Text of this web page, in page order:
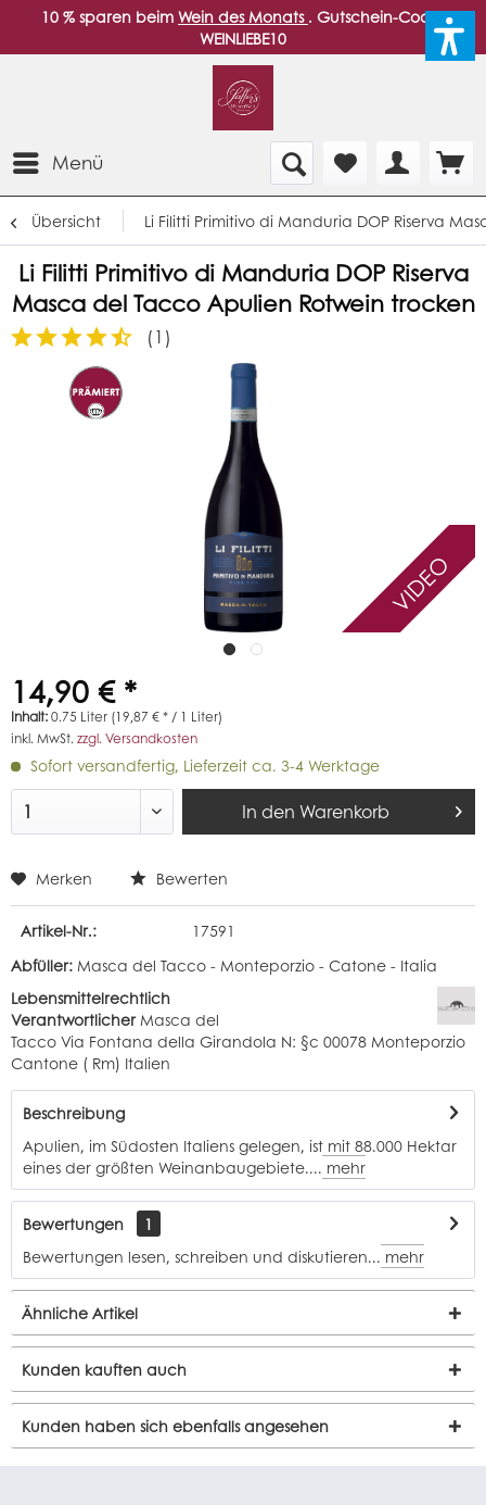
10 % sparen beim Wein des Monats . Gutschein-Code:
WEINLIEBE10
Menü
Übersicht Li Filitti Primitivo di Manduria DOP Riserva
Li Filitti Primitivo di Manduria DOP Riserva
Masca del Tacco Apulien Rotwein trocken
(1 )
VIDEO
14,90 € *
Inhalt:0.75 Liter (19,87 € * / 1 Liter)
inkl. MwSt. zzgl. Versandkosten
Sofort versandfertig, Lieferzeit ca. 3-4 Werktage
In den Warenkorb
Merken Bewerten
Artikel-Nr.:
17591
Abfüller: Masca del Tacco - Monteporzio - Catone - Italia
Lebensmittelrechtlich
VerantwortlicherMasca del
Tacco Via Fontana della Girandola N: §c 00078 Monteporzio
Cantone ( Rm) Italien
Beschreibung
Apulien, im Südosten Italiens gelegen, ist mit 88.000 Hektar
eines der größten Weinanbaugebiete.... mehr
Bewertungen
1
Bewertungen lesen, schreiben und diskutieren... mehr
Ähnliche Artikel
Kunden kauften auch
Kunden haben sich ebenfalls angesehen